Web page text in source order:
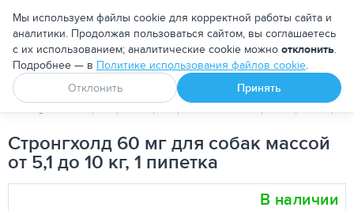
Москва
Апоквел Ветмедин От блох и клещей
PetDog Ветеринарные препараты Антипаразитарные
Стронгхолд 60 мг для собак массой
от 5,1 до 10 кг, 1 пипетка
В наличии
Мы используем файлы cookie для корректной работы сайта и
аналитики. Продолжая пользоваться сайтом, вы соглашаетесь
с их использованием; аналитические cookie можно отклонить.
Подробнее — в Политике использования файлов cookie.
Отклонить
Принять